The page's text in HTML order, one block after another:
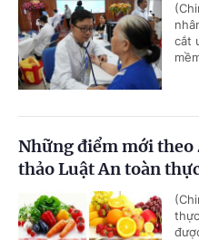
cắt
Những điểm mới
thảo Luật An toàn